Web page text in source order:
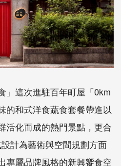
」這次進駐百年町屋「0km
的和式洋食蔬食套餐帶進以
活化而成的熱門景點，更合
計為藝術與空間規劃方面
專屬品牌風格的新興饗食空